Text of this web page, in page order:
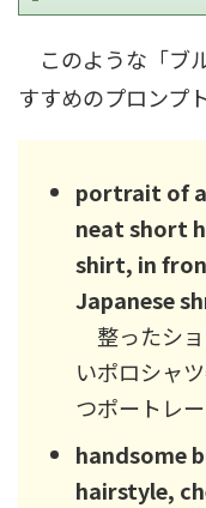
このような「ブ
すすめのプロンプ
portrait of
neat short
shirt, in
Japanese
整ったシ
いポロシャ
つポートレ
handsome
hairstyle,